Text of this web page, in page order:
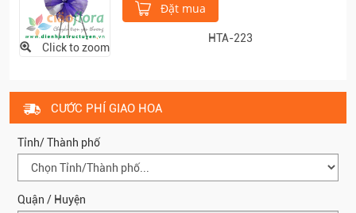
Click to zoom
Đặt mua
HTA-223
CƯỚC PHÍ GIAO HOA
Tỉnh/ Thành phố
Quận / Huyện